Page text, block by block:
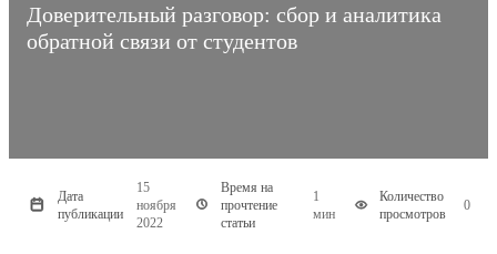
Доверительный разговор: сбор и аналитика
обратной связи от студентов
Дата
публикации
15
ноября
2022
Время на
прочтение
статьи
1
мин
Количество
просмотров
0